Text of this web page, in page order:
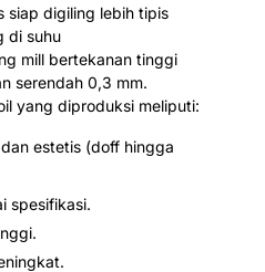
siap digiling lebih tipis
di suhu
mill bertekanan tinggi
serendah 0,3 mm.
yang diproduksi meliputi:
estetis (doff hingga
spesifikasi.